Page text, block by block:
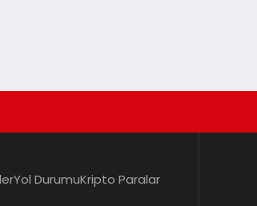
Yol DurumuKripto Paralar